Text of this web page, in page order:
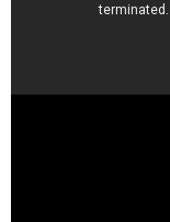
（出典 Youtube）